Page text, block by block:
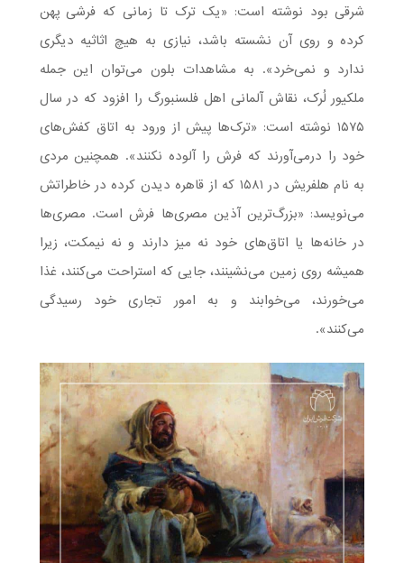
شرقی بود نوشته است: «یک ترک تا زمانی که فرشی پهن
کرده و روی آن نشسته باشد، نیازی به هیچ اثاثیه دیگری
ندارد و نمی‌خرد». به مشاهدات بلون می‌توان این جمله
ملکیور لُرک، نقاش آلمانی اهل فلسنبورگ را افزود که در سال
۱۵۷۵ نوشته است: «ترک‌ها پیش از ورود به اتاق کفش‌های
خود را درمی‌آورند که فرش را آلوده نکنند». همچنین مردی
به نام هلفریش در ۱۵۸۱ که از قاهره دیدن کرده در خاطراتش
می‌نویسد: «بزرگ‌ترین آذین مصری‌ها فرش است. مصری‌ها
در خانه‌ها یا اتاق‌های خود نه میز دارند و نه نیمکت، زیرا
همیشه روی زمین می‌نشینند، جایی که استراحت می‌کنند، غذا
می‌خورند، می‌خوابند و به امور تجاری خود رسیدگی
می‌کنند».